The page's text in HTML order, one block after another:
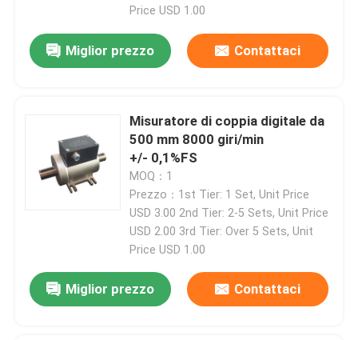
Eddy Current Dynamometer
Dinamometro idraulico
Price USD 1.00
Miglior prezzo Contattaci
Misuratore di coppia digitale da
500 mm 8000 giri/min
+/- 0,1%FS
MOQ：1
Prezzo：1st Tier: 1 Set, Unit Price
USD 3.00 2nd Tier: 2-5 Sets, Unit Price
USD 2.00 3rd Tier: Over 5 Sets, Unit
Price USD 1.00
Miglior prezzo Contattaci